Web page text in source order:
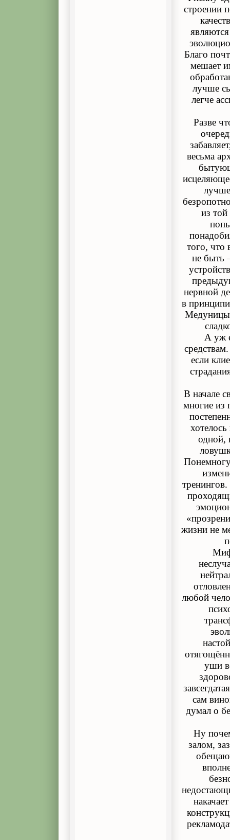
строении
Благо
мешает
лучше
легче
Разве
весьма
из
того,
не быть
нервной
в
Медуницы
А уж
если
В начале
многие из
одной,
Понемногу
жизни не
любой
уши
сам
думал о
Ну
залом,